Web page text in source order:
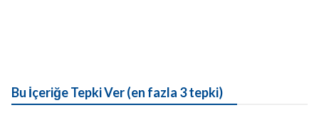
Bu İçeriğe Tepki Ver (en fazla 3 tepki)